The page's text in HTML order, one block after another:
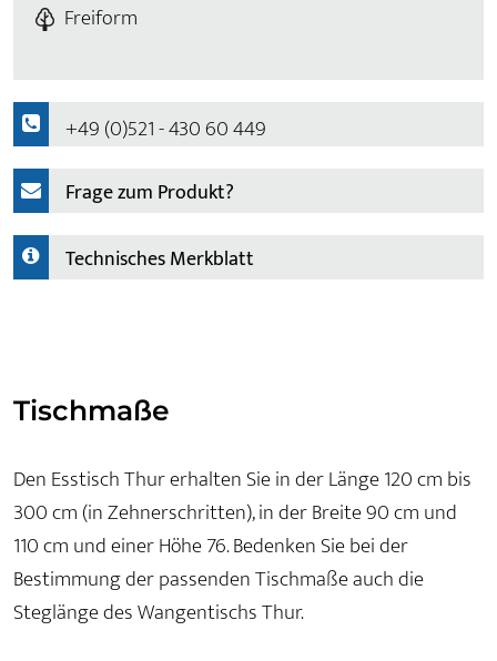
Freiform
+49 (0)521 - 430 60 449
Frage zum Produkt?
Technisches Merkblatt
Tischmaße
Den Esstisch Thur erhalten Sie in der Länge 120 cm bis
300 cm (in Zehnerschritten), in der Breite 90 cm und
110 cm und einer Höhe 76. Bedenken Sie bei der
Bestimmung der passenden Tischmaße auch die
Steglänge des Wangentischs Thur.